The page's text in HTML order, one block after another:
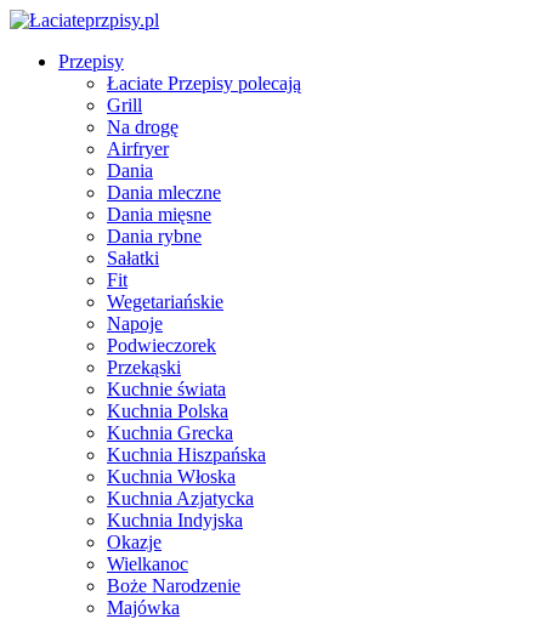
Przepisy
Łaciate Przepisy polecają
Grill
Na drogę
Airfryer
Dania
Dania mleczne
Dania mięsne
Dania rybne
Sałatki
Fit
Wegetariańskie
Napoje
Podwieczorek
Przekąski
Kuchnie świata
Kuchnia Polska
Kuchnia Grecka
Kuchnia Hiszpańska
Kuchnia Włoska
Kuchnia Azjatycka
Kuchnia Indyjska
Okazje
Wielkanoc
Boże Narodzenie
Majówka